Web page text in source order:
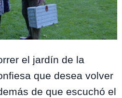
el jardín de la
que desea volver
de que escuchó el